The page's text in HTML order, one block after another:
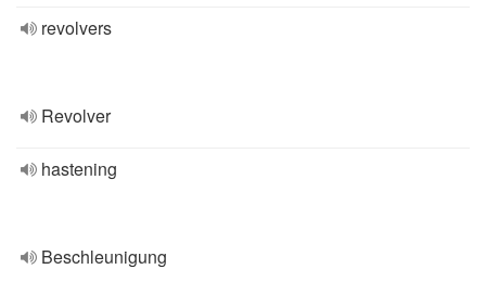
revolvers
Revolver
hastening
Beschleunigung